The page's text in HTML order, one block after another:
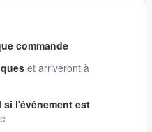
commande
et arriveront à
si l'événement est